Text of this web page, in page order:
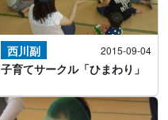
西川副 2015-09-04
子育てサークル「ひまわり」